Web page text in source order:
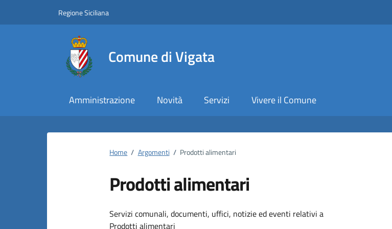
Regione Siciliana
Comune di Vigata
Amministrazione Novità Servizi Vivere il Comune
Home / Argomenti / Prodotti alimentari
Prodotti alimentari
Dettagli dell'argomento
Servizi comunali, documenti, uffici, notizie ed eventi relativi a
Prodotti alimentari